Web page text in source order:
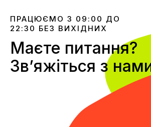
ПРАЦЮЄМО З 09:00 ДО
22:30 БЕЗ ВИХІДНИХ
Маєте питання?
Звʼяжіться з